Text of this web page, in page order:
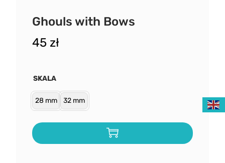
Ghouls with Bows
45 zł
SKALA
28 mm 32 mm